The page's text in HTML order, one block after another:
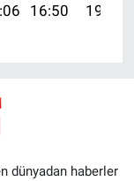
16:50 19:50
dünyadan haberler